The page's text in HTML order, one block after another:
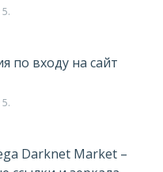
по входу на сайт
Darknet Market –